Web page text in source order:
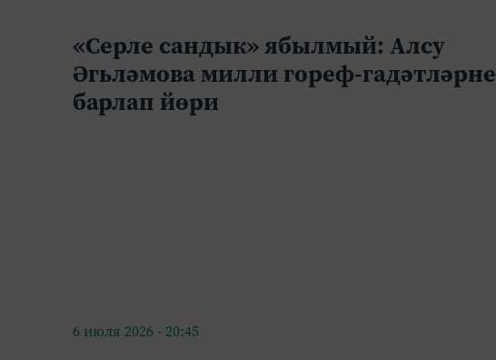
«Серле сандык» ябылмый: Алсу
Әгьләмова милли гореф-гадәтләрне
барлап йөри
6 июля 2026 - 20:45